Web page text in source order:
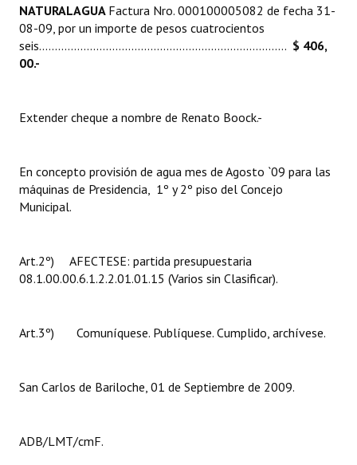
Huéspedes de Honor - Registro
Antiguos Pobladores - Registro
Bariloche, Municipio intercultural
REFORMA DE LA CARTA ORGÁNICA
NATURALAGUA Factura Nro. 000100005082 de fecha 31-
08-09, por un importe de pesos cuatrocientos
seis.............................................................................. $ 406,
00.-
Extender cheque a nombre de Renato Boock.-
En concepto provisión de agua mes de Agosto `09 para las
máquinas de Presidencia, 1º y 2º piso del Concejo
Municipal.
Art.2º) AFECTESE: partida presupuestaria
08.1.00.00.6.1.2.2.01.01.15 (Varios sin Clasificar).
Art.3º) Comuníquese. Publíquese. Cumplido, archívese.
San Carlos de Bariloche, 01 de Septiembre de 2009.
ADB/LMT/cmF.